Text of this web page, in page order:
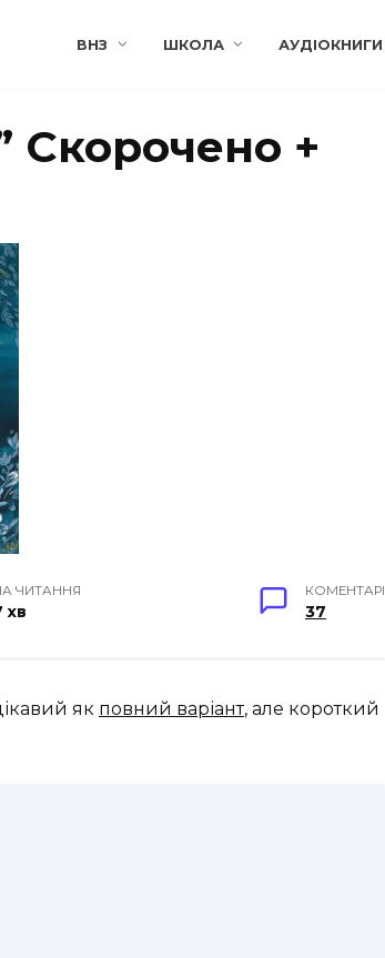
ВНЗ ШКОЛА АУДІОКНИГИ
Скорочено +
ЧИТАННЯ
хв
КОМЕНТАРІ
37
як повний варіант, але короткий